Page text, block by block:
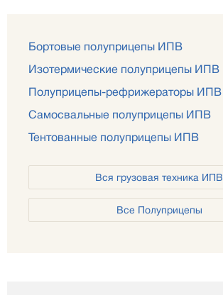
Бортовые полуприцепы ИПВ
Изотермические полуприцепы ИПВ
Полуприцепы-рефрижераторы ИПВ
Самосвальные полуприцепы ИПВ
Тентованные полуприцепы ИПВ
Вся грузовая техника ИПВ
Все Полуприцепы